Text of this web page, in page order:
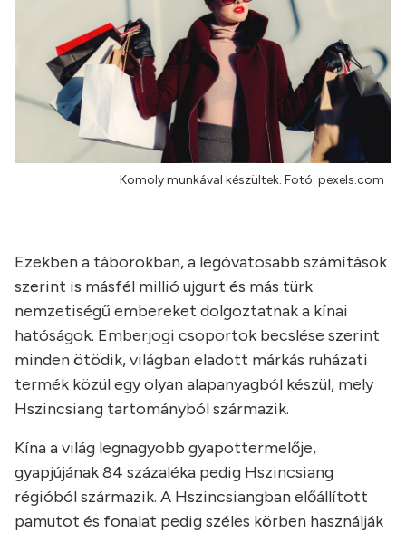
Komoly munkával készültek. Fotó: pexels.com
Ezekben a táborokban, a legóvatosabb számítások
szerint is másfél millió ujgurt és más türk
nemzetiségű embereket dolgoztatnak a kínai
hatóságok. Emberjogi csoportok becslése szerint
minden ötödik, világban eladott márkás ruházati
termék közül egy olyan alapanyagból készül, mely
Hszincsiang tartományból származik.
Kína a világ legnagyobb gyapottermelője,
gyapjújának 84 százaléka pedig Hszincsiang
régióból származik. A Hszincsiangban előállított
pamutot és fonalat pedig széles körben használják